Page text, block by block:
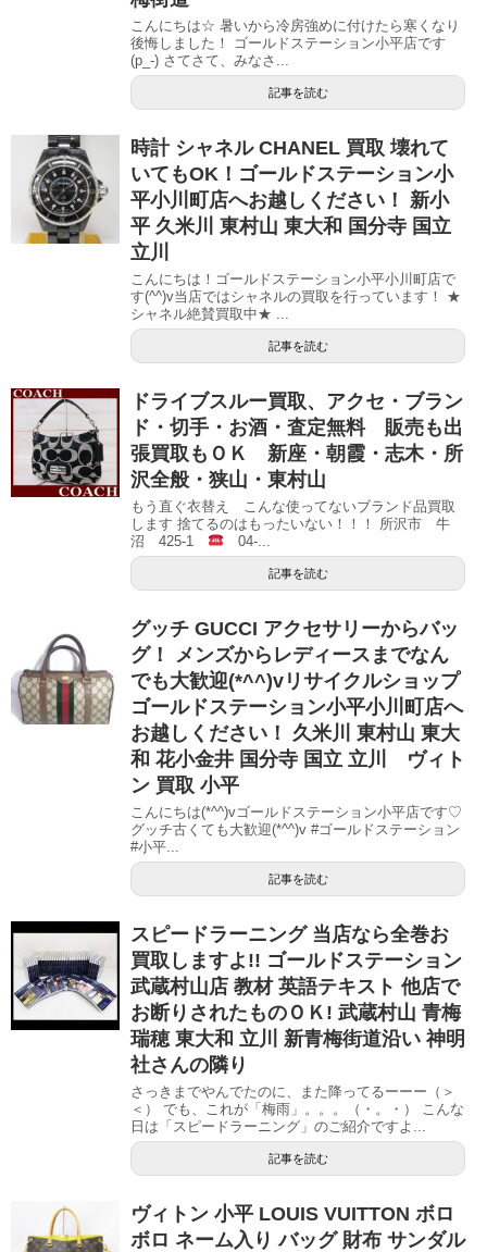
こんにちは☆ 暑いから冷房強めに付けたら寒くなり
後悔しました！ ゴールドステーション小平店です
(p_-) さてさて、みなさ...
記事を読む
時計 シャネル CHANEL 買取 壊れて
いてもOK！ゴールドステーション小
平小川町店へお越しください！ 新小
平 久米川 東村山 東大和 国分寺 国立
立川
こんにちは！ゴールドステーション小平小川町店で
す(^^)v当店ではシャネルの買取を行っています！ ★
シャネル絶賛買取中★ ...
記事を読む
ドライブスルー買取、アクセ・ブラン
ド・切手・お酒・査定無料 販売も出
張買取もＯＫ 新座・朝霞・志木・所
沢全般・狭山・東村山
もう直ぐ衣替え こんな使ってないブランド品買取
します 捨てるのはもったいない！！！ 所沢市 牛
沼 425-1
04-...
記事を読む
グッチ GUCCI アクセサリーからバッ
グ！ メンズからレディースまでなん
でも大歓迎(*^^)vリサイクルショップ
ゴールドステーション小平小川町店へ
お越しください！ 久米川 東村山 東大
和 花小金井 国分寺 国立 立川 ヴィト
ン 買取 小平
こんにちは(*^^)vゴールドステーション小平店です♡
グッチ古くても大歓迎(*^^)v #ゴールドステーション
#小平...
記事を読む
スピードラーニング 当店なら全巻お
買取しますよ!! ゴールドステーション
武蔵村山店 教材 英語テキスト 他店で
お断りされたものＯＫ! 武蔵村山 青梅
瑞穂 東大和 立川 新青梅街道沿い 神明
社さんの隣り
さっきまでやんでたのに、また降ってるーーー（＞
＜） でも、これが「梅雨」。。。（・。・） こんな
日は「スピードラーニング」のご紹介ですよ...
記事を読む
ヴィトン 小平 LOUIS VUITTON ボロ
ボロ ネーム入り バッグ 財布 サンダル